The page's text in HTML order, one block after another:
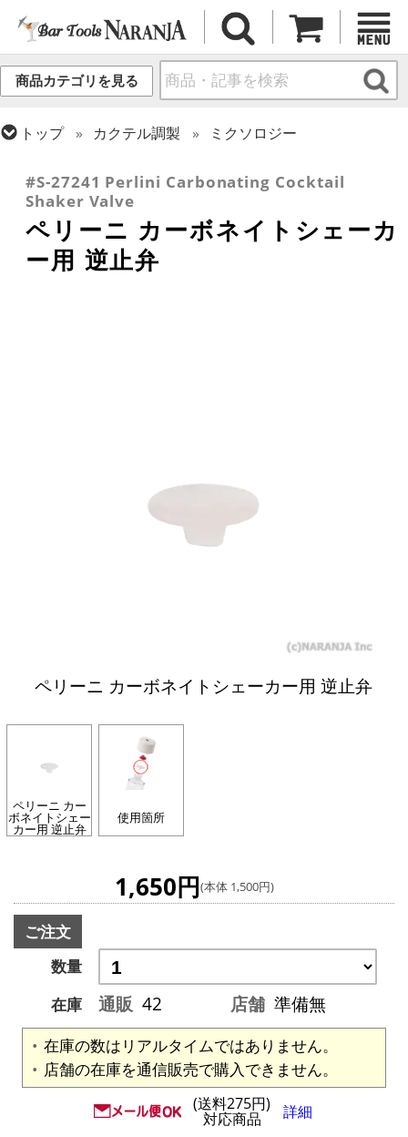
商品カテゴリを見る
トップ カクテル調製
ミクソロジー
#S-27241 Perlini Carbonating Cocktail
Shaker Valve
ペリーニ カーボネイトシェーカ
ー用 逆止弁
ペリーニ カーボネイトシェーカー用 逆止弁
ペリーニ カー
ボネイトシェー
カー用 逆止弁
使用箇所
1,650円(本体 1,500円)
ご注文
数量
在庫
通販 42 店舗 準備無
在庫の数はリアルタイムではありません。
店舗の在庫を通信販売で購入できません。
(送料275円)
対応商品 詳細